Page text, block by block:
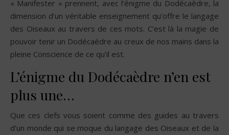
« Manifester » prennent, avec l’énigme du Dodécaèdre, la
dimension d’un véritable enseignement qu’offre le langage
des Oiseaux au travers de ces mots. C’est là la magie de
pouvoir tenir un Dodécaèdre au creux de nos mains dans la
pleine Conscience de ce qu’il est.
L’énigme du Dodécaèdre n’en est
plus une…
Que ces clefs vous soient comme des guides au travers
d’un monde qui se moque du langage des Oiseaux et de la